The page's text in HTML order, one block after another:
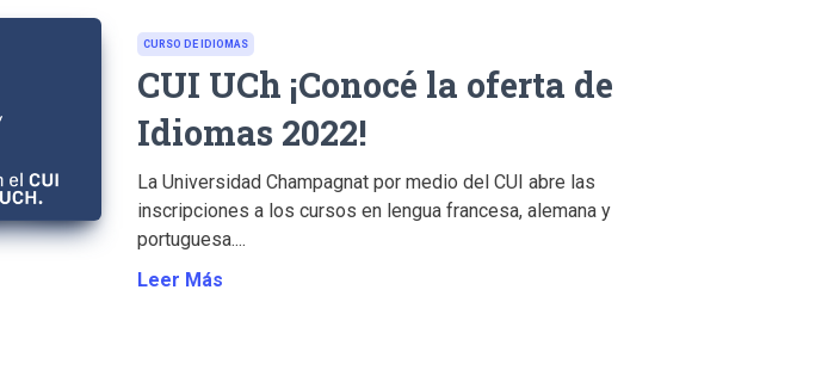
CURSO DE IDIOMAS
CUI UCh ¡Conocé la oferta de
Idiomas 2022!
La Universidad Champagnat por medio del CUI abre las
inscripciones a los cursos en lengua francesa, alemana y
portuguesa....
Leer Más